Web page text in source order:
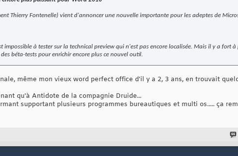
Thierry Fontenelle) vient d'annoncer une nouvelle importante pour les adeptes de
impossible à tester sur la technical preview qui n'est pas encore localisée. Mais il y a fort
béta-tests pour enrichir encore plus ce nouvel outil.
même mon vieux word perfect office d'il y a 2, 3 ans, en trouvait
qu'à Antidote de la compagnie Druide...
supportant plusieurs programmes bureautiques et multi os..... ça